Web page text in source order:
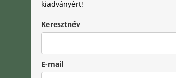
kiadványért!
Keresztnév
E-mail